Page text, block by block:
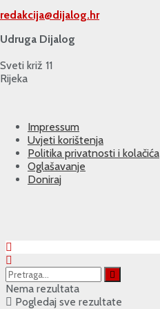
redakcija@dijalog.hr
Udruga Dijalog
Sveti križ 11
Rijeka
Impressum
Uvjeti korištenja
Politika privatnosti i kolačića
Oglašavanje
Doniraj
Nema rezultata
Pogledaj sve rezultate